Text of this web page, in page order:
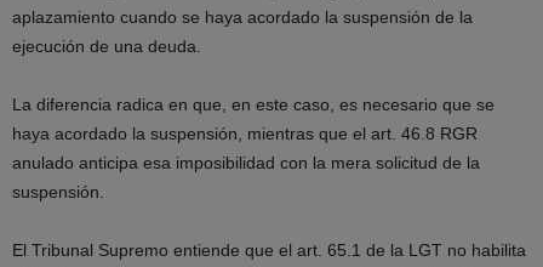
aplazamiento cuando se haya acordado la suspensión de la
ejecución de una deuda.
La diferencia radica en que, en este caso, es necesario que se
haya acordado la suspensión, mientras que el art. 46.8 RGR
anulado anticipa esa imposibilidad con la mera solicitud de la
suspensión.
El Tribunal Supremo entiende que el art. 65.1 de la LGT no habilita